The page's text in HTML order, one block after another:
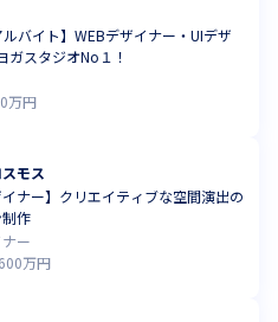
バイト】WEBデザイナー・UIデザ
ガスタジオNo１！
万円
モス
イナー】クリエイティブな空間演出の
作
ー
万円